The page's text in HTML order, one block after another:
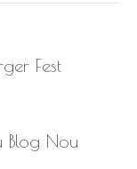
Fest
Blog Nou